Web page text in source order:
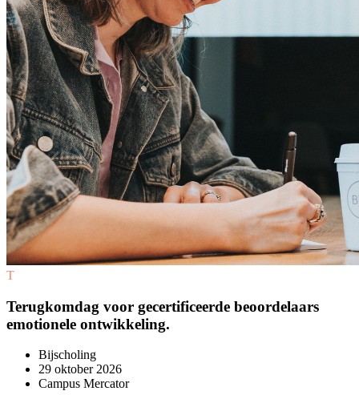
T
Terugkomdag voor gecertificeerde beoordelaars
emotionele ontwikkeling.
Bijscholing
29 oktober 2026
Campus Mercator